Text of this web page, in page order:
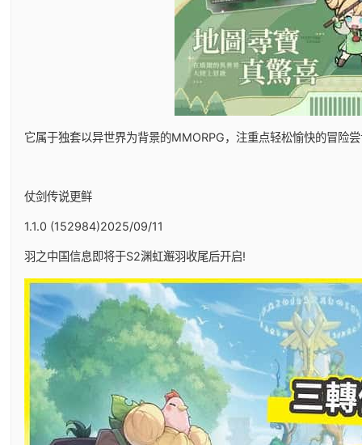
它属于独套以异世界为背景的MMORPG，注重点轻松愉快的冒险
仗剑传说更鲜
1.1.0 (152984)2025/09/11
羽之中国信息即将于S2渊虹邂羽收尾后开启!